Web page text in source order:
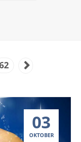
03
OKTOBER